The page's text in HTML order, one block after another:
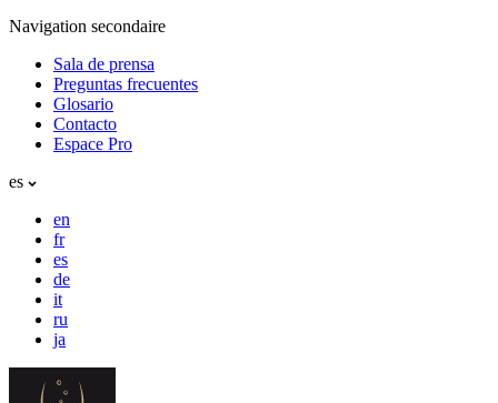
Navigation secondaire
Sala de prensa
Preguntas frecuentes
Glosario
Contacto
Espace Pro
es
en
fr
es
de
it
ru
ja